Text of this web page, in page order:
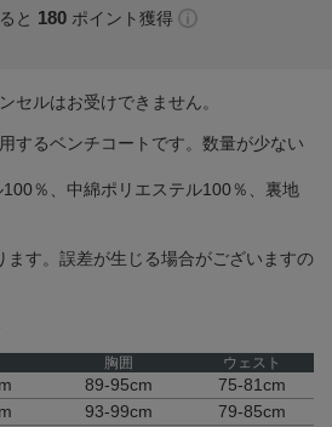
と 180 ポイント獲得
セルはお受けできません。
するベンチコートです。数量が少ない
％、中綿ポリエステル100％、裏地
す。誤差が生じる場合がございますの
胸囲 ウェスト
89-95cm
75-81cm
93-99cm
79-85cm